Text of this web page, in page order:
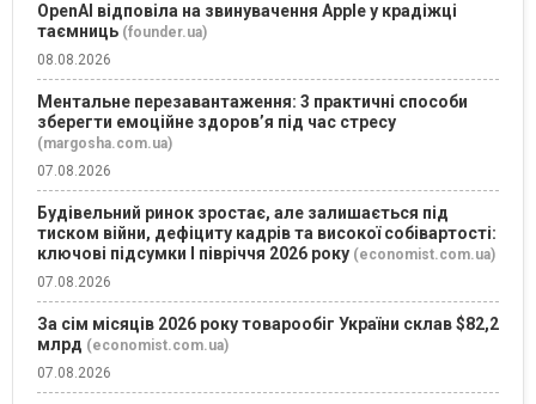
OpenAI відповіла на звинувачення Apple у крадіжці
таємниць (founder.ua)
08.08.2026
Ментальне перезавантаження: 3 практичні способи
зберегти емоційне здоров’я під час стресу
(margosha.com.ua)
07.08.2026
Будівельний ринок зростає, але залишається під
тиском війни, дефіциту кадрів та високої собівартості:
ключові підсумки І півріччя 2026 року (economist.com.ua)
07.08.2026
За сім місяців 2026 року товарообіг України склав $82,2
млрд (economist.com.ua)
07.08.2026